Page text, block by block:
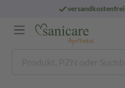
versandkostenfrei